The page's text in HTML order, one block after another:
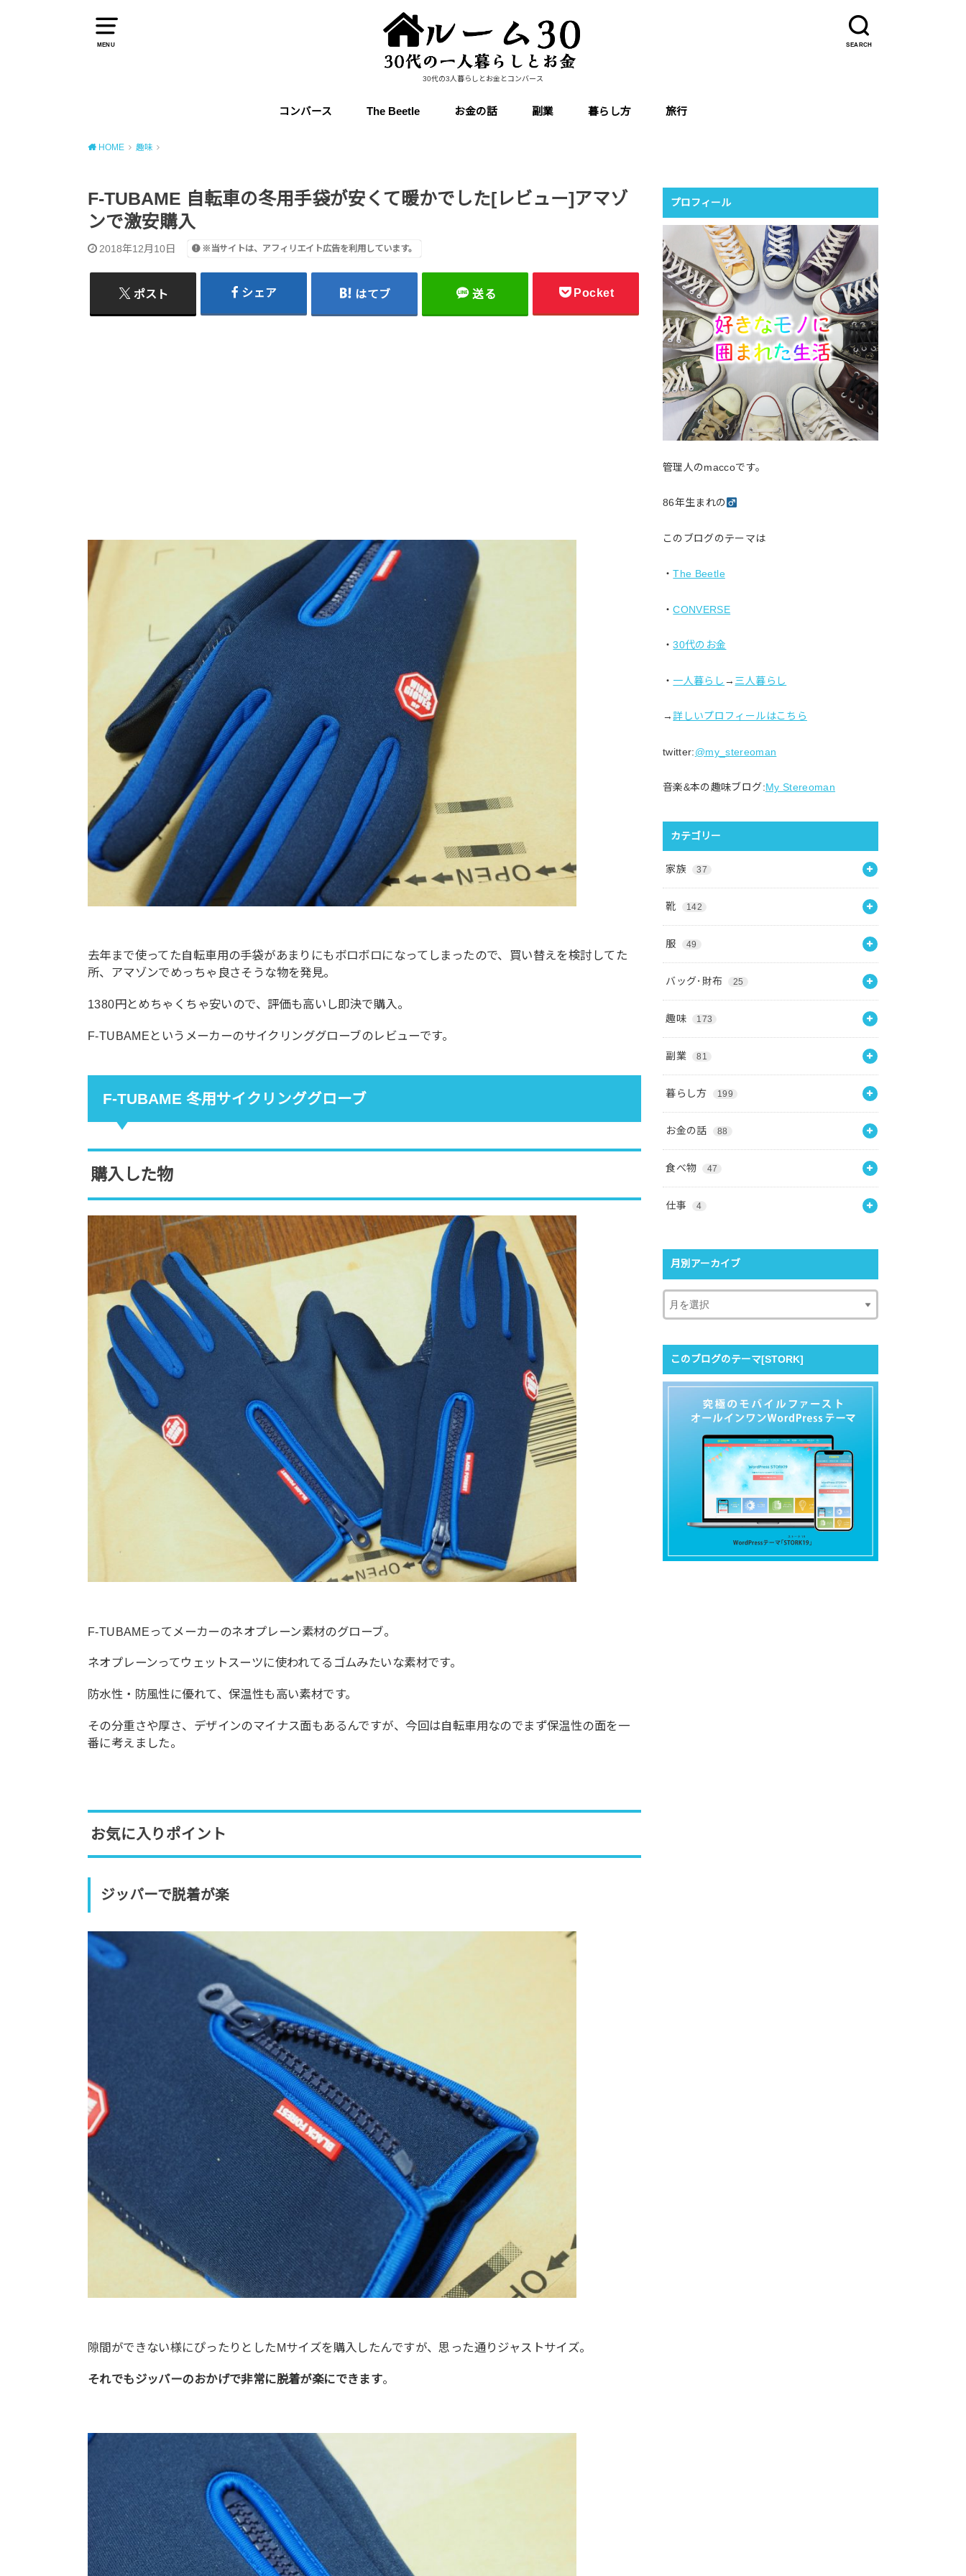
MENU SEARCH
30代の3人暮らしとお金とコンバース
コンバース The Beetle お金の話 副業 暮らし方 旅行
HOME 趣味
F-TUBAME 自転車の冬用手袋が安くて暖かでした[レビュー]アマゾ
ンで激安購入
2018年12月10日 ※当サイトは、アフィリエイト広告を利用しています。
ポスト シェア はてブ 送る Pocket
去年まで使ってた自転車用の手袋があまりにもボロボロになってしまったので、買い替えを検討してた
所、アマゾンでめっちゃ良さそうな物を発見。
1380円とめちゃくちゃ安いので、評価も高いし即決で購入。
F-TUBAMEというメーカーのサイクリンググローブのレビューです。
F-TUBAME 冬用 サイクリンググローブ
購入した物
F-TUBAMEってメーカーのネオプレーン素材のグローブ。
ネオプレーンってウェットスーツに使われてるゴムみたいな素材です。
防水性・防風性に優れて、保温性も高い素材です。
その分重さや厚さ、デザインのマイナス面もあるんですが、今回は自転車用なのでまず保温性の面を一
番に考えました。
お気に入りポイント
ジッパーで脱着が楽
隙間ができない様にぴったりとしたMサイズを購入したんですが、思った通りジャストサイズ。
それでもジッパーのおかげで非常に脱着が楽にできます。
プロフィール
管理人のmaccoです。
86年生まれの
このブログのテーマは
・The Beetle
・CONVERSE
・30代のお金
・ 一人暮らし → 三人暮らし
→詳しいプロフィールはこちら
twitter:@my_stereoman
音楽&本の趣味ブログ:My Stereoman
カテゴリー
家族 37
靴 142
服 49
バッグ･財布 25
趣味 173
副業 81
暮らし方 199
お金の話 88
食べ物 47
仕事 4
月別アーカイブ
このブログのテーマ[STORK]